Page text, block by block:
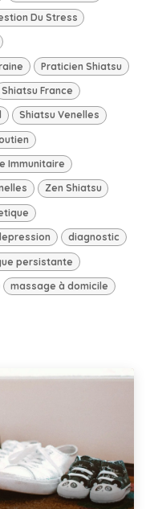
Du Stress
Praticien Shiatsu
Shiatsu France
Shiatsu Venelles
Immunitaire
Zen Shiatsu
diagnostic
persistante
massage à domicile